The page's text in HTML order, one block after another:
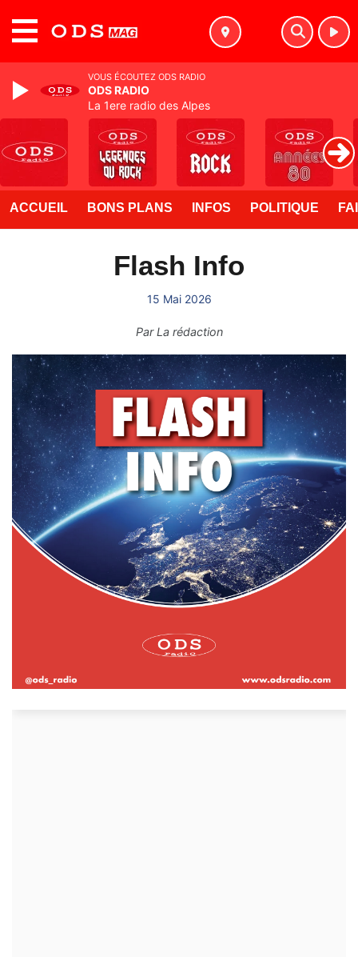
ACCUEIL BONS PLANS INFOS POLITIQUE
Flash Info
15 Mai 2026
ParLa rédaction
VOUS ÉCOUTEZ ODS RADIO
ODS RADIO
La 1ere radio des Alpes